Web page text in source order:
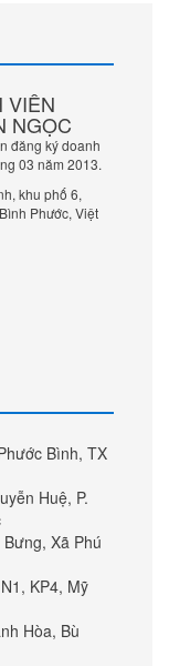
4K
tiên tiến, bộ xử lý
cấp hình ảnh có
ảnh với công
sẽ tăng cường
động y như thật,
dẫn và lôi cuốn.
VIÊN
NGỌC
đăng ký doanh
03 năm 2013.
khu phố 6,
Phước, Việt
Bình, TX
Huệ, P.
Xã Phú
KP4, Mỹ
Hòa, Bù